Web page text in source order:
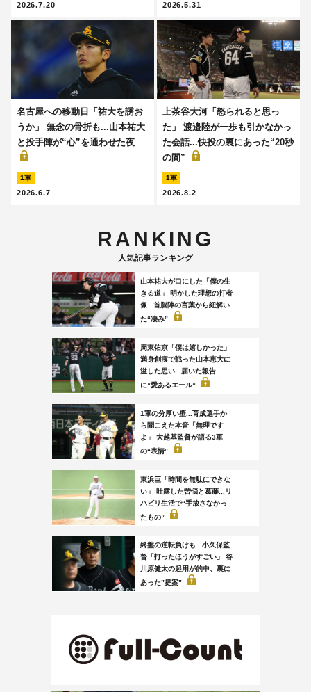
2026.7.20 2026.5.31
名古屋への移動日「祐大を誘お
うか」 無念の骨折も...山本祐大
と投手陣が“心”を通わせた夜
1軍
2026.6.7
上茶谷大河「怒られると思っ
た」 渡邉陸が一歩も引かなかっ
た会話...快投の裏にあった“20秒
の間”
1軍
2026.8.2
RANKING
人気記事ランキング
山本祐大が口にした「僕の生
きる道」 明かした理想の打者
像...首脳陣の言葉から紐解い
た“凄み”
周東佑京「僕は嬉しかった」
満身創痍で戦った山本恵大に
溢した思い...届いた報告
に”愛あるエール”
1軍の分厚い壁...育成選手か
ら聞こえた本音「無理です
よ」 大越基監督が語る3軍
の“表情”
東浜巨「時間を無駄にできな
い」 吐露した苦悩と葛藤...リ
ハビリ生活で“手放さなかっ
たもの”
終盤の逆転負けも...小久保監
督「打ったほうがすごい」 谷
川原健太の起用が的中、裏に
あった”提案”